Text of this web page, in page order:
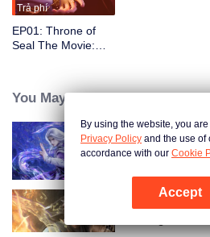
Trả phí
EP01: Throne of
Seal The Movie:
You May Like
Renegade
version）
By using the website, you
Privacy Policy and the use of
accordance with our Cookie
Accept